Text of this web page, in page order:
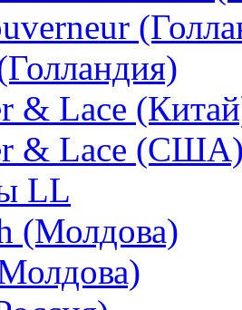
& Lace
& Lace
LL
(Молдова)